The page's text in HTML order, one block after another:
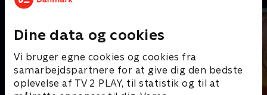
Dine data og cookies
Vi bruger egne cookies og cookies fra
samarbejdspartnere for at give dig den bedste
oplevelse af TV 2 PLAY, til statistik og til at